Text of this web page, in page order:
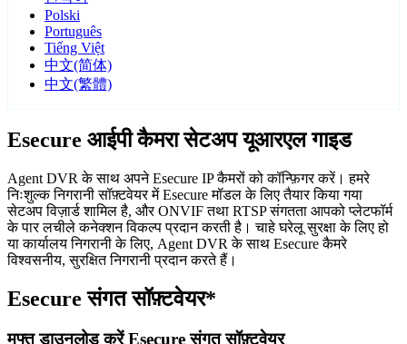
Polski
Português
Tiếng Việt
中文(简体)
中文(繁體)
Esecure आईपी कैमरा सेटअप यूआरएल गाइड
Agent DVR के साथ अपने Esecure IP कैमरों को कॉन्फ़िगर करें। हमरे
निःशुल्क निगरानी सॉफ़्टवेयर में Esecure मॉडल के लिए तैयार किया गया
सेटअप विज़ार्ड शामिल है, और ONVIF तथा RTSP संगतता आपको प्लेटफॉर्म
के पार लचीले कनेक्शन विकल्प प्रदान करती है। चाहे घरेलू सुरक्षा के लिए हो
या कार्यालय निगरानी के लिए, Agent DVR के साथ Esecure कैमरे
विश्वसनीय, सुरक्षित निगरानी प्रदान करते हैं।
Esecure संगत सॉफ़्टवेयर*
मुफ्त डाउनलोड करें Esecure संगत सॉफ़्टवेयर